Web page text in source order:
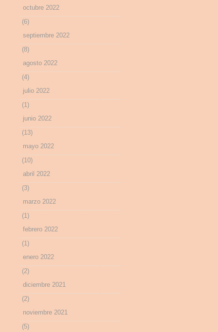
octubre 2022
(6)
septiembre 2022
(8)
agosto 2022
(4)
julio 2022
(1)
junio 2022
(13)
mayo 2022
(10)
abril 2022
(3)
marzo 2022
(1)
febrero 2022
(1)
enero 2022
(2)
diciembre 2021
(2)
noviembre 2021
(5)